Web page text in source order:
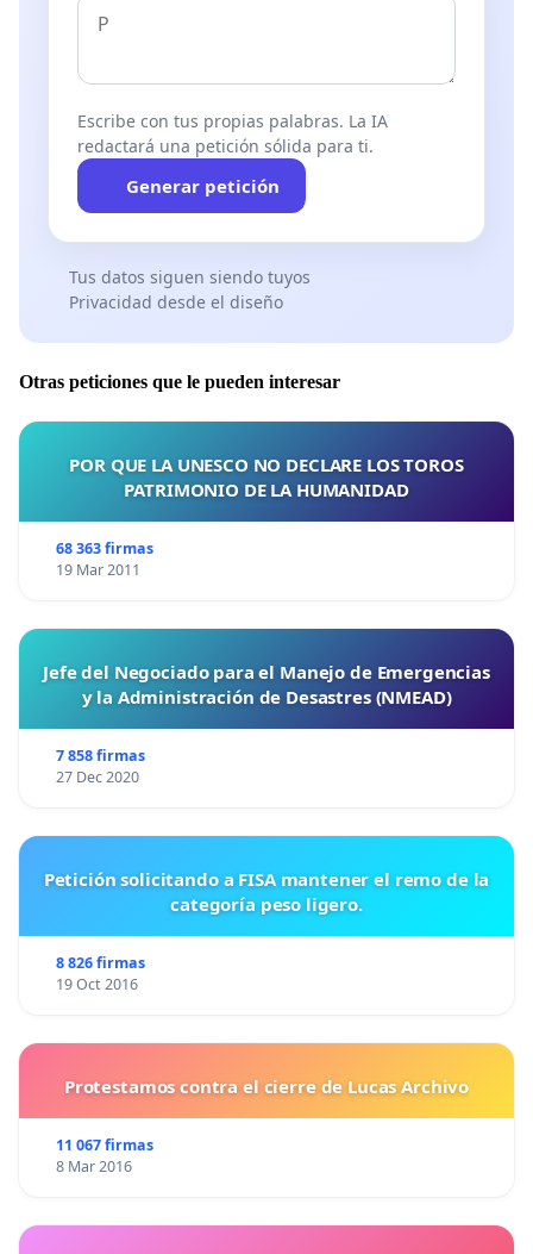
Escribe con tus propias palabras. La IA
redactará una petición sólida para ti.
Generar petición
Tus datos siguen siendo tuyos
Privacidad desde el diseño
Otras peticiones que le pueden interesar
POR QUE LA UNESCO NO DECLARE LOS TOROS
PATRIMONIO DE LA HUMANIDAD
68 363 firmas
19 Mar 2011
Jefe del Negociado para el Manejo de Emergencias
y la Administración de Desastres (NMEAD)
7 858 firmas
27 Dec 2020
Petición solicitando a FISA mantener el remo de la
categoría peso ligero.
8 826 firmas
19 Oct 2016
Protestamos contra el cierre de Lucas Archivo
11 067 firmas
8 Mar 2016